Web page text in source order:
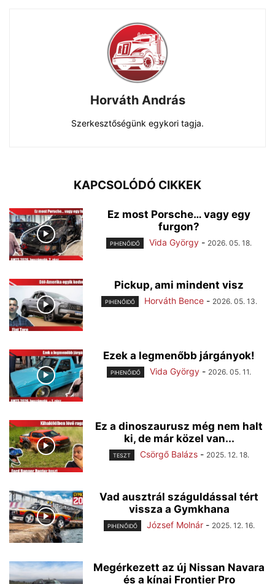
Horváth András
Szerkesztőségünk egykori tagja.
KAPCSOLÓDÓ CIKKEK
Ez most Porsche… vagy egy
furgon?
PIHENŐIDŐ Vida György - 2026. 05. 18.
Pickup, ami mindent visz
PIHENŐIDŐ Horváth Bence - 2026. 05. 13.
Ezek a legmenőbb járgányok!
PIHENŐIDŐ Vida György - 2026. 05. 11.
Ez a dinoszaurusz még nem halt
ki, de már közel van...
TESZT Csörgő Balázs - 2025. 12. 18.
Vad ausztrál száguldással tért
vissza a Gymkhana
PIHENŐIDŐ József Molnár - 2025. 12. 16.
Megérkezett az új Nissan Navara
és a kínai Frontier Pro